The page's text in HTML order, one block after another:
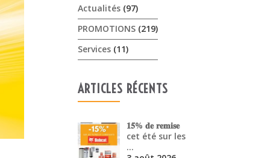
Actualités (97)
PROMOTIONS (219)
Services (11)
ARTICLES RÉCENTS
𝟏𝟓% 𝐝𝐞 𝐫𝐞𝐦𝐢𝐬𝐞
cet été sur les
…